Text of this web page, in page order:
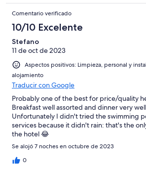
Comentario verificado
10/10 Excelente
Stefano
11 de oct de 2023
Aspectos positivos: Limpieza, personal y
alojamiento
Traducir con Google
Probably one of the best for price/quality
Breakfast well assorted and dinner very
Unfortunately I didn't tried the swimming
services because it didn't rain: that's the
the hotel 😂
Se alojó 7 noches en octubre de 2023
0